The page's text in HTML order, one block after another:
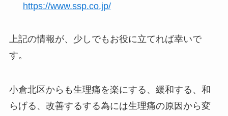
https://www.ssp.co.jp/
上記の情報が、少しでもお役に立てれば幸いで
す。
小倉北区からも生理痛を楽にする、緩和する、和
らげる、改善するする為には生理痛の原因から変